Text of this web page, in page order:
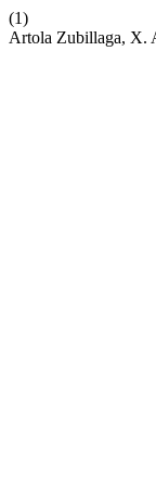
(1)
Artola Zubillaga, X.